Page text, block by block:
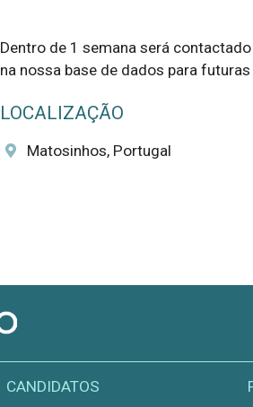
Dentro de 1 semana será
na nossa base de dados para
LOCALIZAÇÃO
Matosinhos, Portugal
CANDIDATOS